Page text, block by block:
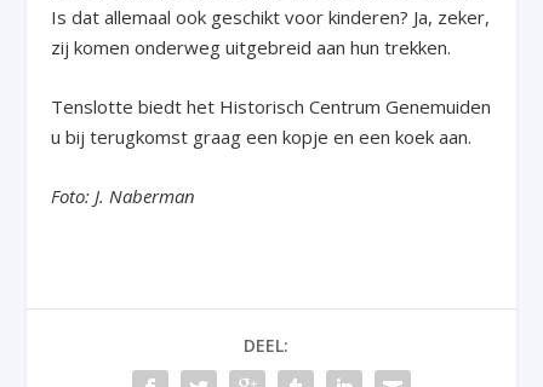
Is dat allemaal ook geschikt voor kinderen? Ja, zeker,
zij komen onderweg uitgebreid aan hun trekken.
Tenslotte biedt het Historisch Centrum Genemuiden
u bij terugkomst graag een kopje en een koek aan.
Foto: J. Naberman
DEEL: